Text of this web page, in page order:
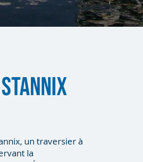
un traversier à
la